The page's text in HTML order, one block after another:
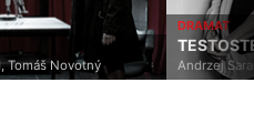
DRAMAT
TESTOSTERON
Andrzej Saramonowicz